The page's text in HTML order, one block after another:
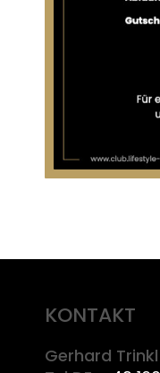
KONTAKT
Gerhard Trinkl